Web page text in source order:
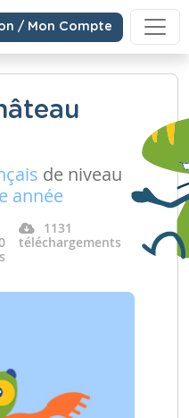
/ Mon Compte
de niveau
année
1131
téléchargements